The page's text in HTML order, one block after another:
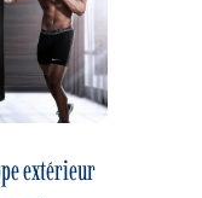
extérieur